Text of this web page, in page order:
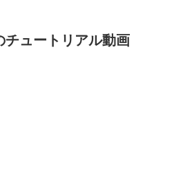
ュートリアル動画